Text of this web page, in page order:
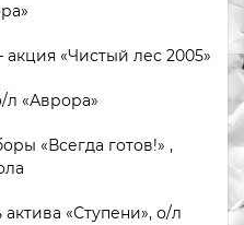
«Чистый лес 2005»
л «Аврора»
«Всегда готов!» ,
«Ступени», о/л